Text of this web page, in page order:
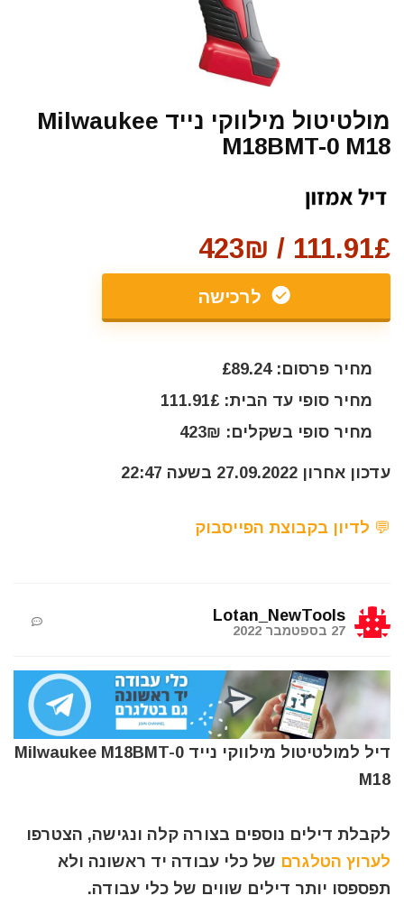
מולטיטול מילווקי נייד Milwaukee
M18BMT-0 M18
111.91£ / 423₪
לרכישה
מחיר פרסום: £89.24
מחיר סופי עד הבית: 111.91£
מחיר סופי בשקלים: 423₪
עדכון אחרון 27.09.2022 בשעה 22:47
💬 לדיון בקבוצת הפייסבוק
Lotan_NewTools
27 בספטמבר 2022
דיל למולטיטול מילווקי נייד Milwaukee M18BMT-0
M18
לקבלת דילים נוספים בצורה קלה ונגישה, הצטרפו
לערוץ הטלגרם של כלי עבודה יד ראשונה ולא
תפספסו יותר דילים שווים של כלי עבודה.